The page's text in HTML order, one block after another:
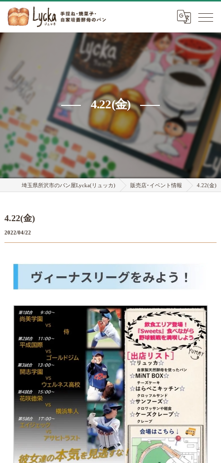
4.22(金)
埼玉県所沢市のパン屋Lycka(リュッカ) 販売店･イベント情報 4.22(金)
4.22(金)
2022/04/22